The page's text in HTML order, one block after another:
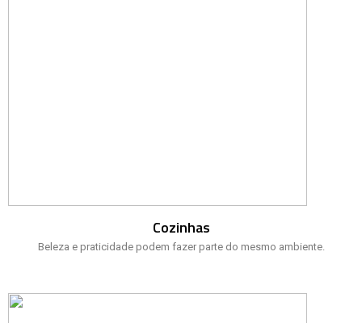
Cozinhas
Beleza e praticidade podem fazer parte do mesmo ambiente.